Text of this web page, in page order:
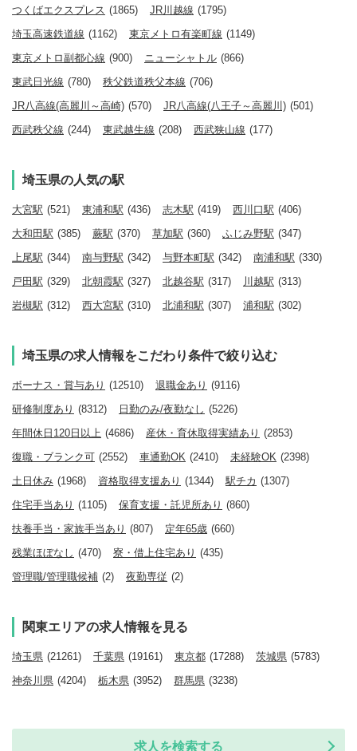
つくばエクスプレス (1865) JR川越線 (1795)
埼玉高速鉄道線 (1162) 東京メトロ有楽町線 (1149)
東京メトロ副都心線 (900) ニューシャトル (866)
東武日光線 (780) 秩父鉄道秩父本線 (706)
JR八高線(高麗川～高崎) (570) JR八高線(八王子～高麗川) (501)
西武秩父線 (244) 東武越生線 (208) 西武狭山線 (177)
埼玉県の人気の駅
大宮駅 (521) 東浦和駅 (436) 志木駅 (419) 西川口駅 (406)
大和田駅 (385) 蕨駅 (370) 草加駅 (360) ふじみ野駅 (347)
上尾駅 (344) 南与野駅 (342) 与野本町駅 (342) 南浦和駅 (330)
戸田駅 (329) 北朝霞駅 (327) 北越谷駅 (317) 川越駅 (313)
岩槻駅 (312) 西大宮駅 (310) 北浦和駅 (307) 浦和駅 (302)
埼玉県の求人情報をこだわり条件で絞り込む
ボーナス・賞与あり (12510) 退職金あり (9116)
研修制度あり (8312) 日勤のみ/夜勤なし (5226)
年間休日120日以上 (4686) 産休・育休取得実績あり (2853)
復職・ブランク可 (2552) 車通勤OK (2410) 未経験OK (2398)
土日休み (1968) 資格取得支援あり (1344) 駅チカ (1307)
住宅手当あり (1105) 保育支援・託児所あり (860)
扶養手当・家族手当あり (807) 定年65歳 (660)
残業ほぼなし (470) 寮・借上住宅あり (435)
管理職/管理職候補 (2) 夜勤専従 (2)
関東エリアの求人情報を見る
埼玉県 (21261) 千葉県 (19161) 東京都 (17288) 茨城県 (5783)
神奈川県 (4204) 栃木県 (3952) 群馬県 (3238)
求人を検索する